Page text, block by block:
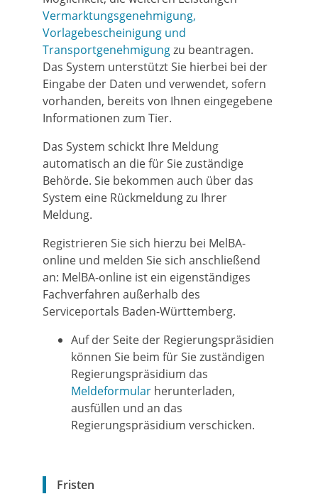
Vermarktungsgenehmigung,
Vorlagebescheinigung und
Transportgenehmigungzu beantragen.
Das System unterstützt Sie hierbei bei der
Eingabe der Daten und verwendet, sofern
vorhanden, bereits von Ihnen eingegebene
Informationen zum Tier.
Das System schickt Ihre Meldung
automatisch an die für Sie zuständige
Behörde. Sie bekommen auch über das
System eine Rückmeldung zu Ihrer
Meldung.
Registrieren Sie sich hierzu bei MelBA-
online und melden Sie sich anschließend
an: MelBA-online ist ein eigenständiges
Fachverfahren außerhalb des
Serviceportals Baden-Württemberg.
Auf der Seite der Regierungspräsidien
können Sie beim für Sie zuständigen
Regierungspräsidium das
Meldeformular herunterladen,
ausfüllen und an das
Regierungspräsidium verschicken.
Fristen